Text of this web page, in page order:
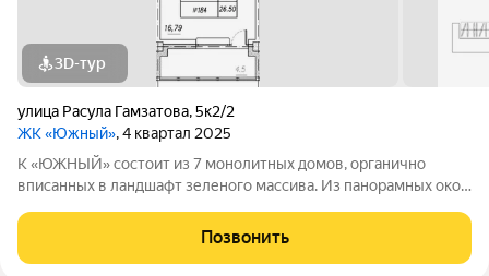
3D-тур
улица Расула Гамзатова,5к2/2
ЖК «Южный», 4 квартал 2025
К «ЮЖНЫЙ» состоит из 7 монолитных домов, органично
вписанных в ландшафт зеленого массива. Из панорамных окон
Благоустроенная территория и современная инфраструктура
создадут все условия для вашей
Позвонить